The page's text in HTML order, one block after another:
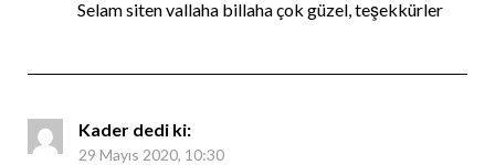
Selam siten vallaha billaha çok güzel, teşekkürler
Kader dedi ki:
29 Mayıs 2020, 10:30